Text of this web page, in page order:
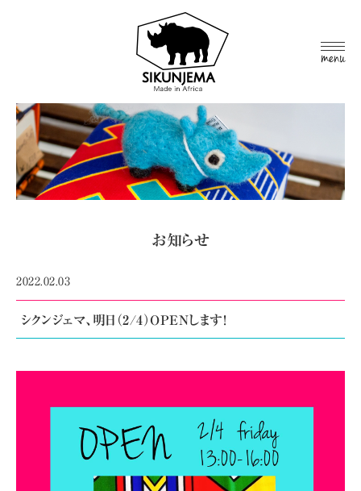
MEN
お知らせ
2022.02.03
シクンジェマ、明日（2/4）OPENします!